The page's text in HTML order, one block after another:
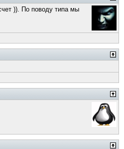
)). По поводу типа мы